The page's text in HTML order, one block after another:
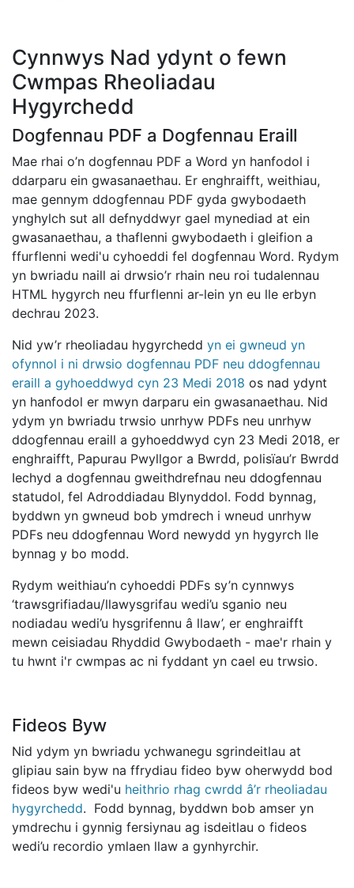
Cynnwys Nad ydynt o fewn
Cwmpas Rheoliadau
Hygyrchedd
Dogfennau PDF a Dogfennau Eraill
Mae rhai o’n dogfennau PDF a Word yn hanfodol i
ddarparu ein gwasanaethau. Er enghraifft, weithiau,
mae gennym ddogfennau PDF gyda gwybodaeth
ynghylch sut all defnyddwyr gael mynediad at ein
gwasanaethau, a thaflenni gwybodaeth i gleifion a
ffurflenni wedi'u cyhoeddi fel dogfennau Word. Rydym
yn bwriadu naill ai drwsio’r rhain neu roi tudalennau
HTML hygyrch neu ffurflenni ar-lein yn eu lle erbyn
dechrau 2023.
Nid yw’r rheoliadau hygyrchedd yn ei gwneud yn
ofynnol i ni drwsio dogfennau PDF neu ddogfennau
eraill a gyhoeddwyd cyn 23 Medi 2018 os nad ydynt
yn hanfodol er mwyn darparu ein gwasanaethau. Nid
ydym yn bwriadu trwsio unrhyw PDFs neu unrhyw
ddogfennau eraill a gyhoeddwyd cyn 23 Medi 2018, er
enghraifft, Papurau Pwyllgor a Bwrdd, polisïau’r Bwrdd
Iechyd a dogfennau gweithdrefnau neu ddogfennau
statudol, fel Adroddiadau Blynyddol. Fodd bynnag,
byddwn yn gwneud bob ymdrech i wneud unrhyw
PDFs neu ddogfennau Word newydd yn hygyrch lle
bynnag y bo modd.
Rydym weithiau’n cyhoeddi PDFs sy’n cynnwys
‘trawsgrifiadau/llawysgrifau wedi’u sganio neu
nodiadau wedi’u hysgrifennu â llaw’, er enghraifft
mewn ceisiadau Rhyddid Gwybodaeth - mae'r rhain y
tu hwnt i'r cwmpas ac ni fyddant yn cael eu trwsio.
Fideos Byw
Nid ydym yn bwriadu ychwanegu sgrindeitlau at
glipiau sain byw na ffrydiau fideo byw oherwydd bod
fideos byw wedi'u heithrio rhag cwrdd â’r rheoliadau
hygyrchedd. Fodd bynnag, byddwn bob amser yn
ymdrechu i gynnig fersiynau ag isdeitlau o fideos
wedi’u recordio ymlaen llaw a gynhyrchir.